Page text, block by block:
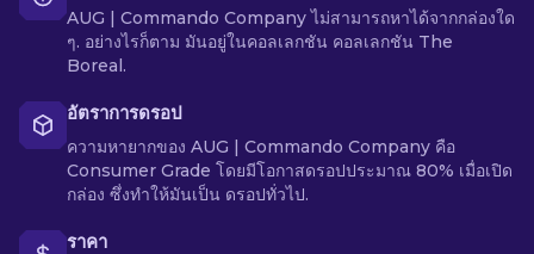
AUG | Commando Company ไม่สามารถหาได้จากกล่องใด
ๆ. อย่างไรก็ตาม มันอยู่ในคอลเลกชัน คอลเลกชัน The
Boreal.
อัตราการดรอป
ความหายากของ AUG | Commando Company คือ
Consumer Grade โดยมีโอกาสดรอปประมาณ 80% เมื่อเปิด
กล่อง ซึ่งทำให้มันเป็น ดรอปทั่วไป.
ราคา